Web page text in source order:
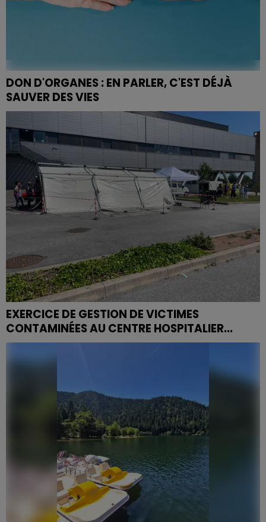
DON D'ORGANES : EN PARLER, C'EST DÉJÀ
SAUVER DES VIES
Ce lundi 22 juin, la France célèbre la Journée nationale
du don d'organes et de tissus. Un geste qui peut sauver
jusqu'à sept vies. Valérie Jacquel,...
EXERCICE DE GESTION DE VICTIMES
CONTAMINÉES AU CENTRE HOSPITALIER...
Le CHED a organisé ce jeudi matin à 11h un exercice de
prise en charge de victimes contaminées de type